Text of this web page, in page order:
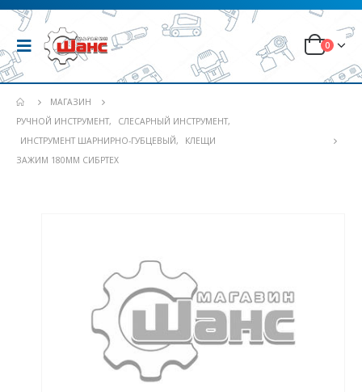
0
МАГАЗИН
РУЧНОЙ ИНСТРУМЕНТ, СЛЕСАРНЫЙ ИНСТРУМЕНТ,
ИНСТРУМЕНТ ШАРНИРНО-ГУБЦЕВЫЙ,
КЛЕЩИ
ЗАЖИМ 180ММ СИБРТЕХ